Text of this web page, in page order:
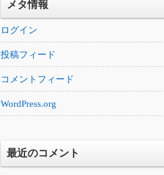
ブメタ情報
ログイン
投稿フィード
コメントフィード
WordPress.org
最近のコメント